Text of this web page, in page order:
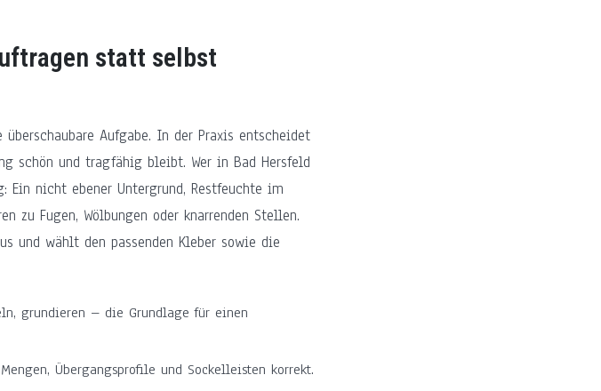
statt selbst
Aufgabe. In der Praxis entscheidet
schön und tragfähig bleibt. Wer in Bad Hersfeld
nicht ebener Untergrund, Restfeuchte im
zu Fugen, Wölbungen oder knarrenden Stellen.
und wählt den passenden Kleber sowie die
grundieren – die Grundlage für einen
Übergangsprofile und Sockelleisten korrekt.